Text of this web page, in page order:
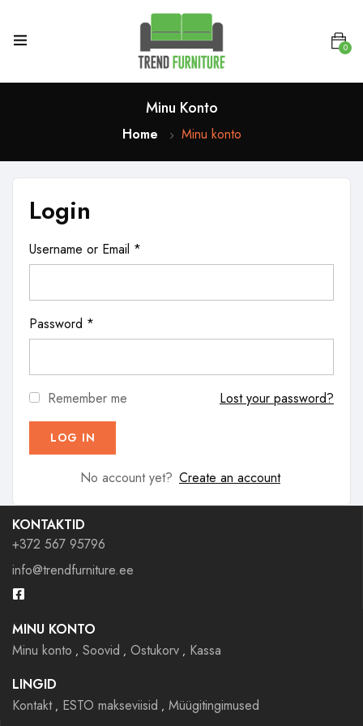
0
Minu Konto
Home Minu konto
Login
Username or Email *
Password *
Remember me Lost your password?
No account yet? Create an account
KONTAKTID
+372 567 95796
info@trendfurniture.ee
MINU KONTO
Minu konto
Soovid Ostukorv
Kassa
LINGID
Kontakt
ESTO makseviisid Müügitingimused